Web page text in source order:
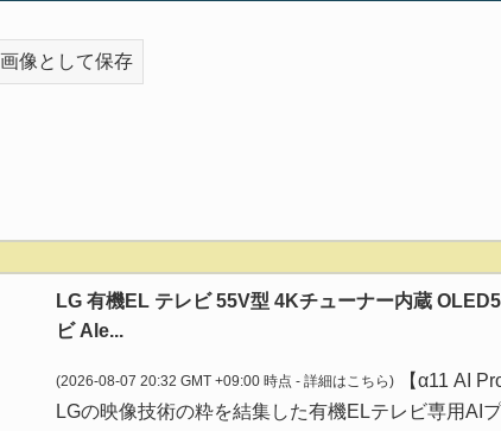
画像として保存
LG 有機EL テレビ 55V型 4Kチューナー内蔵
ビ Ale...
(2026-08-07 20:32 GMT +09:00 時点 - 詳細はこちら)
【α11 AI
LGの映像技術の粋を結集した有機ELテレビ専用AI